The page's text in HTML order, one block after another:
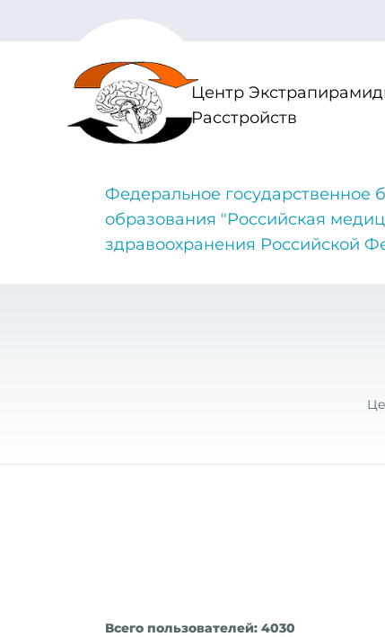
Центр
Расстройств
Федеральное государственное
образования "Российская
здравоохранения Российской
Всего пользователей: 4030